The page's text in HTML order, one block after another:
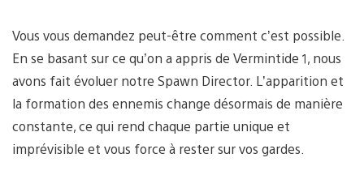
Vous vous demandez peut-être comment c’est possible.
En se basant sur ce qu’on a appris de Vermintide 1, nous
avons fait évoluer notre Spawn Director. L’apparition et
la formation des ennemis change désormais de manière
constante, ce qui rend chaque partie unique et
imprévisible et vous force à rester sur vos gardes.